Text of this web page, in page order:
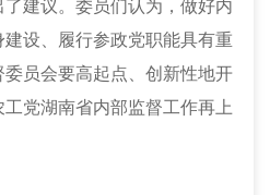
建议。 委员们认为，做好内
设、履行参政党职能具有重
员会要高起点、创新性地开
党湖南省内部监督工作再上